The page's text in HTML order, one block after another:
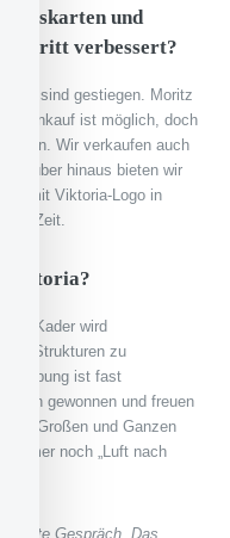
und
Auftritt verbessert?
sind gestiegen. Moritz
ist möglich, doch
Wir verkaufen auch
Darüber hinaus bieten wir
mit Viktoria-Logo in
der Zeit.
Viktoria?
der Kader wird
die Strukturen zu
ist fast
gewonnen und freuen
Im Großen und Ganzen
immer noch „Luft nach
Gespräch. Das